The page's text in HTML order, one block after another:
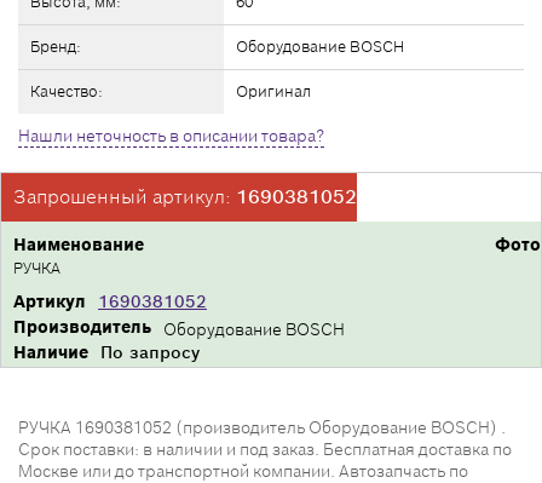
Бренд: Оборудование BOSCH
Качество: Оригинал
Нашли неточность в описании товара?
Запрошенный артикул: 1690381052
Фото
Производитель Оборудование BOSCH
Артикул 1690381052
Наименование
РУЧКА
Наличие По запросу
РУЧКА 1690381052 (производитель Оборудование BOSCH) .
Срок поставки: в наличии и под заказ. Бесплатная доставка по
Москве или до транспортной компании. Автозапчасть по